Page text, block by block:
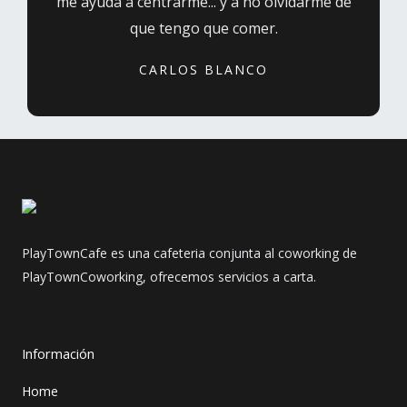
que tengo que comer.
CARLOS BLANCO
PlayTownCafe es una cafeteria conjunta al coworking de
PlayTownCoworking, ofrecemos servicios a carta.
Información
Home